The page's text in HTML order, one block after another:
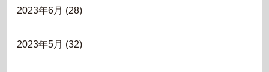
2023年6月 (28)
2023年5月 (32)